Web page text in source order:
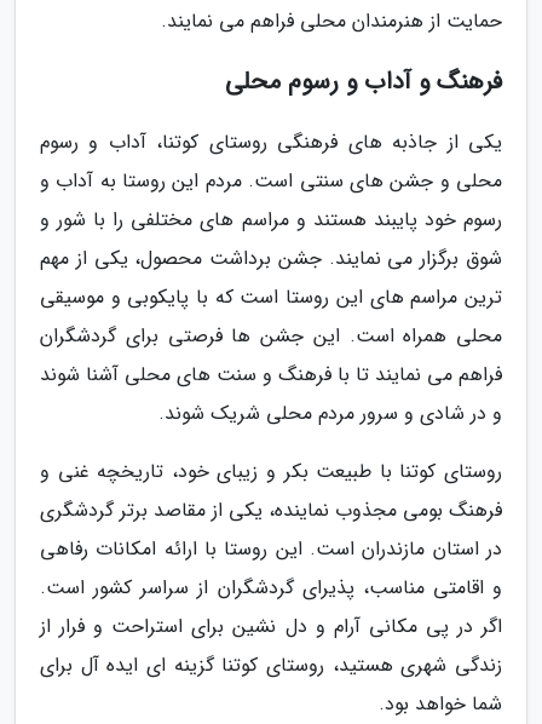
حمایت از هنرمندان محلی فراهم می نمایند.
فرهنگ و آداب و رسوم محلی
یکی از جاذبه های فرهنگی روستای کوتنا، آداب و رسوم
محلی و جشن های سنتی است. مردم این روستا به آداب و
رسوم خود پایبند هستند و مراسم های مختلفی را با شور و
شوق برگزار می نمایند. جشن برداشت محصول، یکی از مهم
ترین مراسم های این روستا است که با پایکوبی و موسیقی
محلی همراه است. این جشن ها فرصتی برای گردشگران
فراهم می نمایند تا با فرهنگ و سنت های محلی آشنا شوند
و در شادی و سرور مردم محلی شریک شوند.
روستای کوتنا با طبیعت بکر و زیبای خود، تاریخچه غنی و
فرهنگ بومی مجذوب نماینده، یکی از مقاصد برتر گردشگری
در استان مازندران است. این روستا با ارائه امکانات رفاهی
و اقامتی مناسب، پذیرای گردشگران از سراسر کشور است.
اگر در پی مکانی آرام و دل نشین برای استراحت و فرار از
زندگی شهری هستید، روستای کوتنا گزینه ای ایده آل برای
شما خواهد بود.